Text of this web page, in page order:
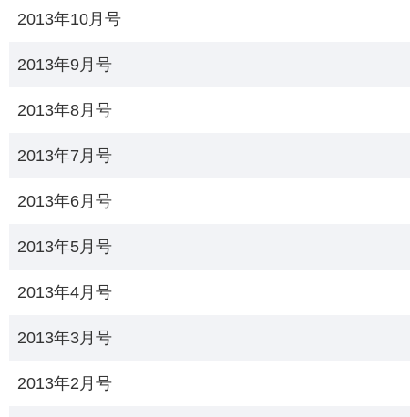
2013年10月号
2013年9月号
2013年8月号
2013年7月号
2013年6月号
2013年5月号
2013年4月号
2013年3月号
2013年2月号